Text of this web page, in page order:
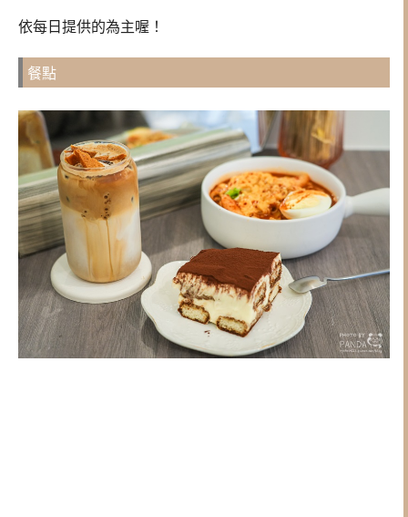
依每日提供的為主喔！
餐點